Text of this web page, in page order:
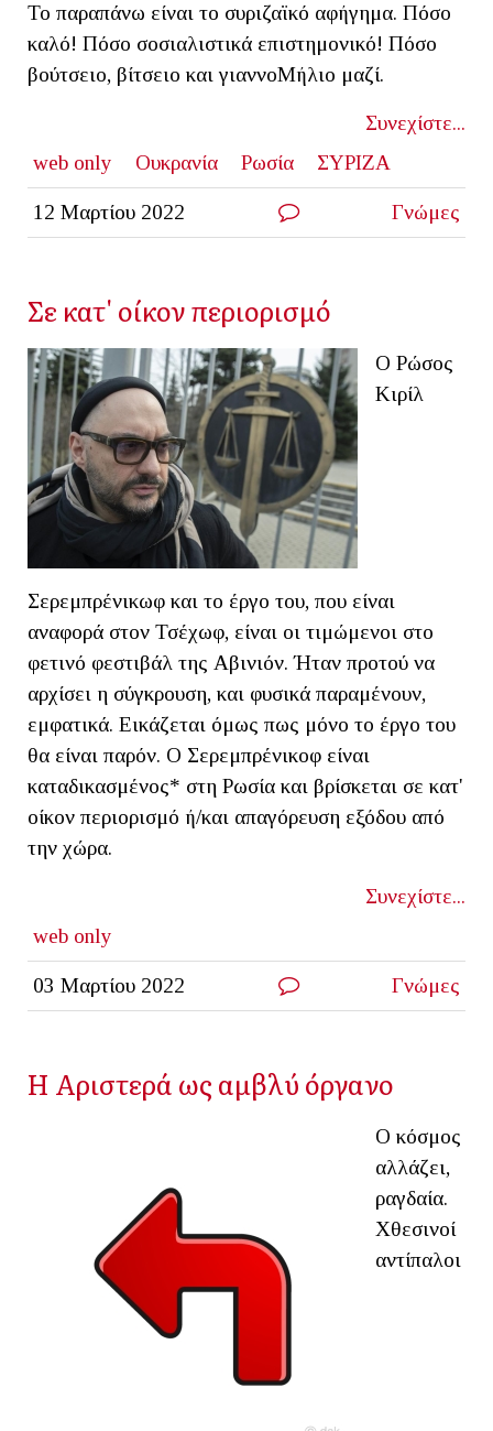
Το παραπάνω είναι το συριζαϊκό αφήγημα. Πόσο
καλό! Πόσο σοσιαλιστικά επιστημονικό! Πόσο
βούτσειο, βίτσειο και γιαννοΜήλιο μαζί.
Συνεχίστε...
web only
Ουκρανία Ρωσία ΣΥΡΙΖΑ
12 Μαρτίου 2022 Γνώμες
Σε κατ' οίκον περιορισμό
Ο Ρώσος
Κιρίλ
Σερεμπρένικωφ και το έργο του, που είναι
αναφορά στον Τσέχωφ, είναι οι τιμώμενοι στο
φετινό φεστιβάλ της Αβινιόν. Ήταν προτού να
αρχίσει η σύγκρουση, και φυσικά παραμένουν,
εμφατικά. Εικάζεται όμως πως μόνο το έργο του
θα είναι παρόν. Ο Σερεμπρένικοφ είναι
καταδικασμένος* στη Ρωσία και βρίσκεται σε κατ'
οίκον περιορισμό ή/και απαγόρευση εξόδου από
την χώρα.
Συνεχίστε...
web only
03 Μαρτίου 2022 Γνώμες
Η Αριστερά ως αμβλύ όργανο
Ο κόσμος
αλλάζει,
ραγδαία.
Χθεσινοί
αντίπαλοι